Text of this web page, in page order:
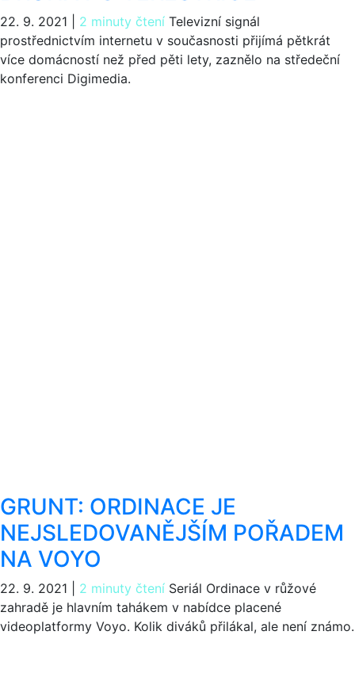
22. 9. 2021 2 minuty čtení Televizní signál
prostřednictvím internetu v současnosti přijímá pětkrát
více domácností než před pěti lety, zaznělo na středeční
konferenci Digimedia.
GRUNT: ORDINACE JE
NEJSLEDOVANĚJŠÍM POŘADEM
NA VOYO
22. 9. 2021 2 minuty čtení Seriál Ordinace v růžové
zahradě je hlavním tahákem v nabídce placené
videoplatformy Voyo. Kolik diváků přilákal, ale není známo.